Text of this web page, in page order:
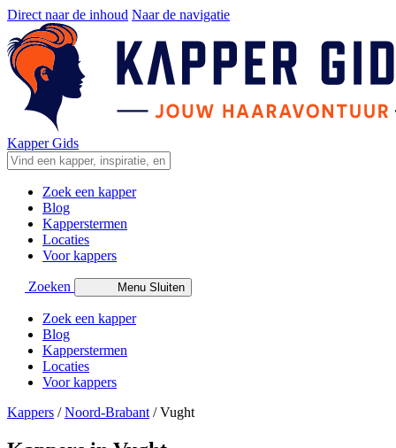
Direct naar de inhoud Naar de navigatie
Kapper Gids
Zoek een kapper
Blog
Kapperstermen
Locaties
Voor kappers
Zoeken Menu Sluiten
Zoek een kapper
Blog
Kapperstermen
Locaties
Voor kappers
Kappers /Noord-Brabant /Vught